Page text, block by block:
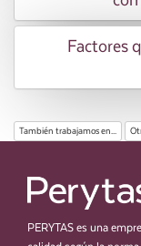
Factores
También trabajamos en...
PERYTAS es una